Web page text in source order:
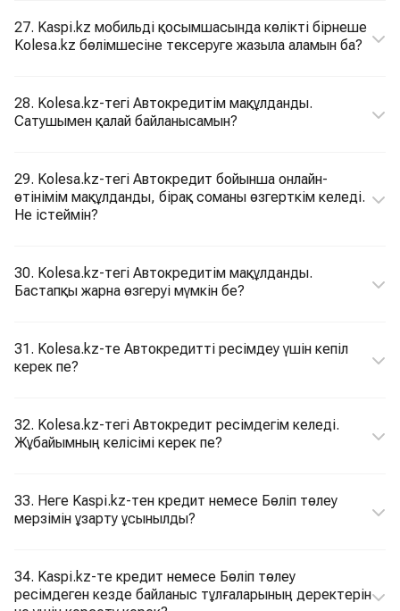
27. Kaspi.kz мобильді қосымшасында көлікті бірнеше
Kolesa.kz бөлімшесіне тексеруге жазыла аламын ба?
28. Kolesa.kz-тегі Автокредитім мақұлданды.
Сатушымен қалай байланысамын?
29. Kolesa.kz-тегі Автокредит бойынша онлайн-
өтінімім мақұлданды, бірақ соманы өзгерткім келеді.
Не істеймін?
30. Kolesa.kz-тегі Автокредитім мақұлданды.
Бастапқы жарна өзгеруі мүмкін бе?
31. Kolesa.kz-те Автокредитті ресімдеу үшін кепіл
керек пе?
32. Kolesa.kz-тегі Автокредит ресімдегім келеді.
Жұбайымның келісімі керек пе?
33. Неге Kaspi.kz-тен кредит немесе Бөліп төлеу
мерзімін ұзарту ұсынылды?
34. Kaspi.kz-те кредит немесе Бөліп төлеу
ресімдеген кезде байланыс тұлғаларының деректерін